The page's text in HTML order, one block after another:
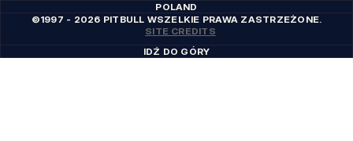
POLAND
©1997 - 2026 PITBULL WSZELKIE PRAWA ZASTRZEŻONE.
SITE CREDITS
IDŹ DO GÓRY